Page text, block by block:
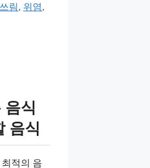
림, 위염,
음식
음식
적의 음